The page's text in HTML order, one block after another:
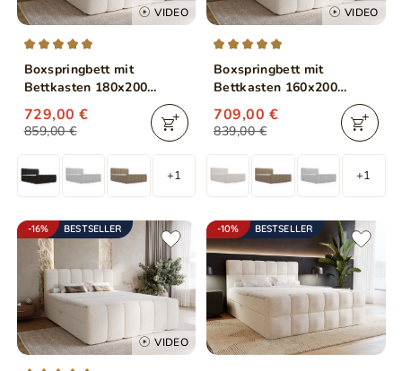
VIDEO
Boxspringbett mit
Bettkasten 180x200
Bouclé-Stoff Cloud Beige
859,00 €
729,00 €
+1
VIDEO
Boxspringbett mit
Bettkasten 160x200
Bouclé-Stoff Cloud Beige
839,00 €
709,00 €
+1
-16% BESTSELLER
VIDEO
-10% BESTSELLER